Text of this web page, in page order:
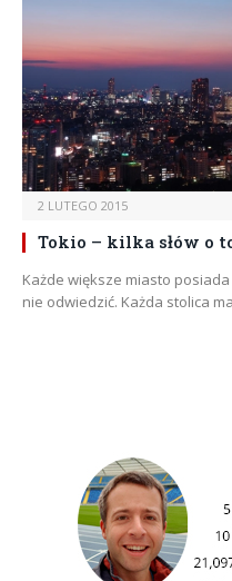
2 LUTEGO 2015
Tokio – kilka słów o
Każde większe miasto
nie odwiedzić. Każda stolica